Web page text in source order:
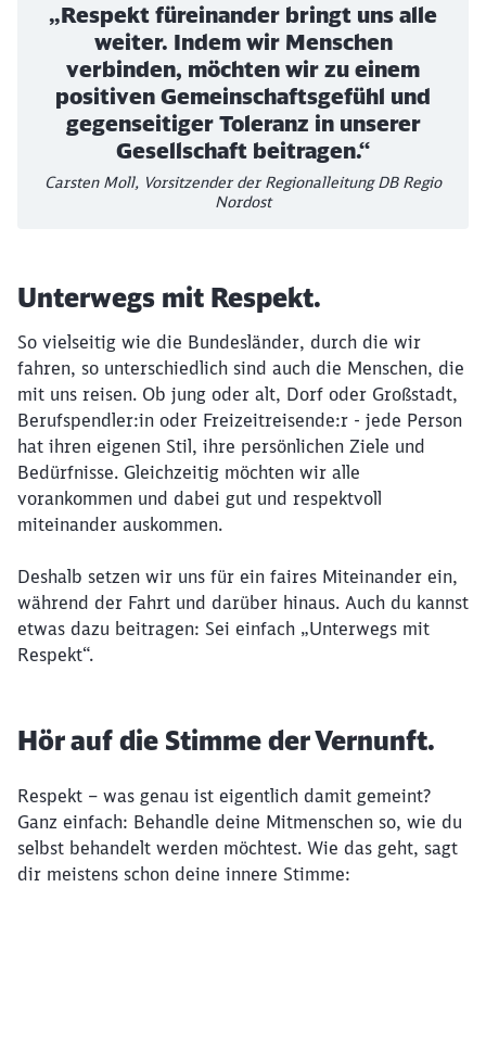
„Respekt füreinander bringt uns alle
weiter. Indem wir Menschen
verbinden, möchten wir zu einem
positiven Gemeinschaftsgefühl und
gegenseitiger Toleranz in unserer
Gesellschaft beitragen.“
Carsten Moll, Vorsitzender der Regionalleitung DB Regio
Nordost
Unterwegs mit Respekt.
So vielseitig wie die Bundesländer, durch die wir
fahren, so unterschiedlich sind auch die Menschen, die
mit uns reisen. Ob jung oder alt, Dorf oder Großstadt,
Berufspendler:in oder Freizeitreisende:r - jede Person
hat ihren eigenen Stil, ihre persönlichen Ziele und
Bedürfnisse. Gleichzeitig möchten wir alle
vorankommen und dabei gut und respektvoll
miteinander auskommen.
Deshalb setzen wir uns für ein faires Miteinander ein,
während der Fahrt und darüber hinaus. Auch du kannst
etwas dazu beitragen: Sei einfach „Unterwegs mit
Respekt“.
Hör auf die Stimme der Vernunft.
Respekt – was genau ist eigentlich damit gemeint?
Ganz einfach: Behandle deine Mitmenschen so, wie du
selbst behandelt werden möchtest. Wie das geht, sagt
dir meistens schon deine innere Stimme: